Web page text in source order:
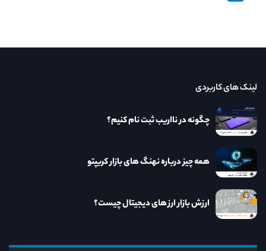
لینک های کاربردی
چگونه در نااریب ثبت نام کنیم؟
همه چیز درباره نهنگ های بازار کریپتو
ارزش بازار ارز های دیجیتال چیست؟